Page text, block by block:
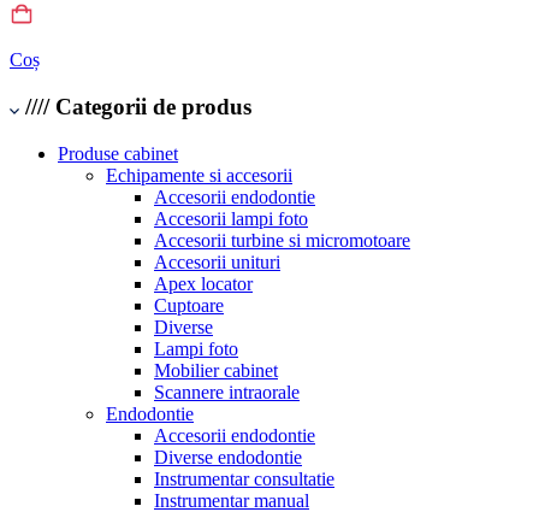
Coș
//// Categorii de produs
Produse cabinet
Echipamente si accesorii
Accesorii endodontie
Accesorii lampi foto
Accesorii turbine si micromotoare
Accesorii unituri
Apex locator
Cuptoare
Diverse
Lampi foto
Mobilier cabinet
Scannere intraorale
Endodontie
Accesorii endodontie
Diverse endodontie
Instrumentar consultatie
Instrumentar manual